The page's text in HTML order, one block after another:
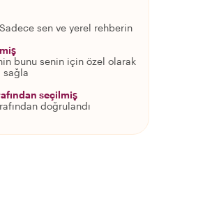
sen ve yerel rehberin
bunu senin için özel olarak
sağla
seçilmiş
doğrulandı